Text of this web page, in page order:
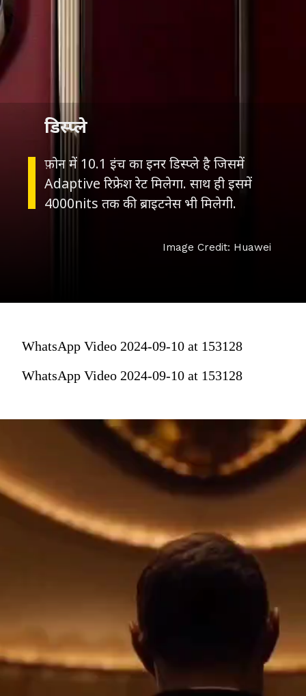
फ़ोन में 10.1 इंच का इनर डिस्प्ले है जिसमें
Adaptive रिफ्रेश रेट मिलेगा. साथ ही इसमें
4000nits तक की ब्राइटनेस भी मिलेगी.
डिस्प्ले
Image Credit: Huawei
WhatsApp Video 2024-09-10 at 153128
WhatsApp Video 2024-09-10 at 153128